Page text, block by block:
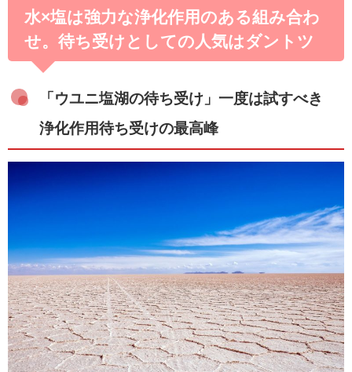
水×塩は強力な浄化作用のある組み合わ
せ。待ち受けとしての人気はダントツ
「ウユニ塩湖の待ち受け」一度は試すべき
浄化作用待ち受けの最高峰